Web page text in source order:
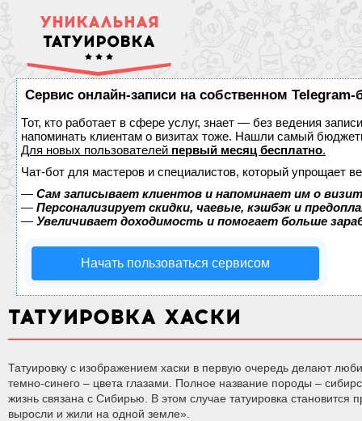
УНИКАЛЬНАЯ
ТАТУИРОВКА
Сервис онлайн-записи на собственном Telegram-
Тот, кто работает в сфере услуг, знает — без ведения
напоминать клиентам о визитах тоже. Нашли самый
Для новых пользователей первый месяц бесплатно.
Чат-бот для мастеров и специалистов, который упрощает
— Сам записывает клиентов и напоминает им о
— Персонализирует скидки, чаевые, кэшбэк и
— Увеличивает доходимость и помогает больше
Начать пользоваться сервисом
ТАТУИРОВКА ХАСКИ
Татуировку с изображением хаски в первую очередь делают
темно-синего – цвета глазами. Полное название породы –
жизнь связана с Сибирью. В этом случае татуировка
выросли и жили на одной земле».